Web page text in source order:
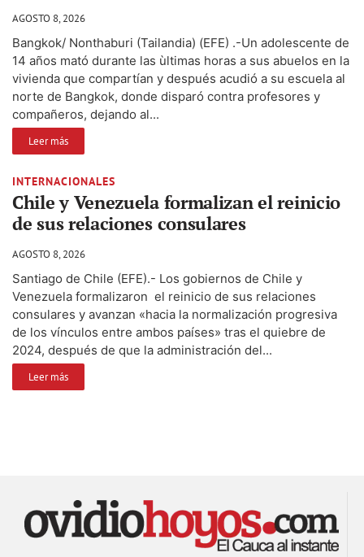
AGOSTO 8, 2026
Bangkok/ Nonthaburi (Tailandia) (EFE) .-Un adolescente de
14 años mató durante las ùltimas horas a sus abuelos en la
vivienda que compartían y después acudió a su escuela al
norte de Bangkok, donde disparó contra profesores y
compañeros, dejando al...
Leer más
INTERNACIONALES
Chile y Venezuela formalizan el reinicio
de sus relaciones consulares
AGOSTO 8, 2026
Santiago de Chile (EFE).- Los gobiernos de Chile y
Venezuela formalizaron el reinicio de sus relaciones
consulares y avanzan «hacia la normalización progresiva
de los vínculos entre ambos países» tras el quiebre de
2024, después de que la administración del...
Leer más